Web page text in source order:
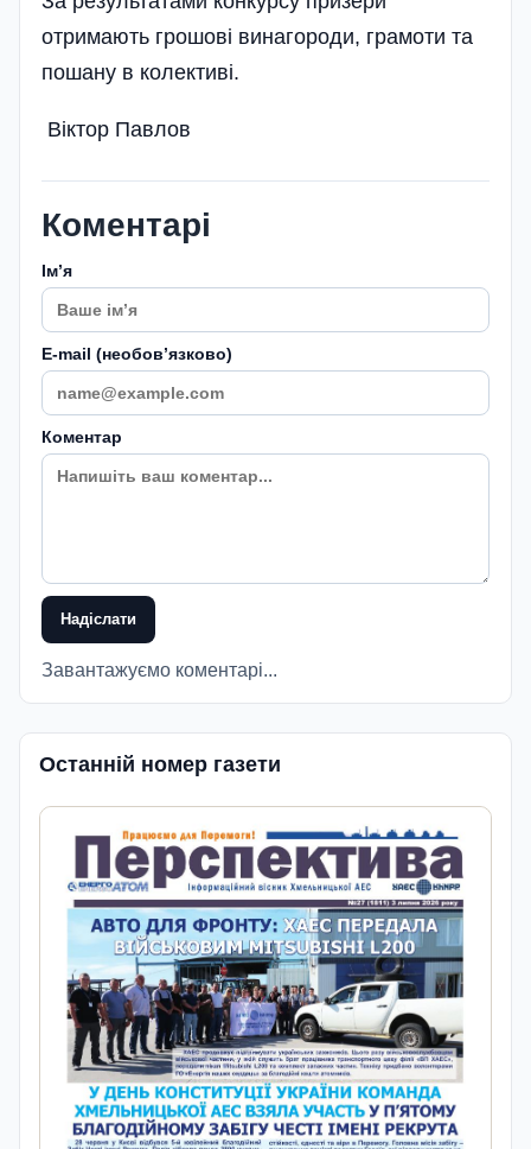
отримають грошові винагороди, грамоти та
пошану в колективі.
Віктор Павлов
Коментарі
Імʼя
E-mail (необовʼязково)
Коментар
Надіслати
Завантажуємо коментарі...
Останній номер газети